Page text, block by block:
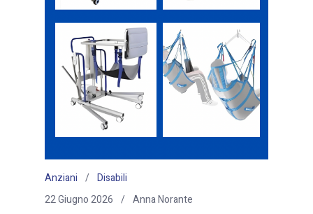
Anziani
Disabili
22 Giugno 2026
Anna Norante